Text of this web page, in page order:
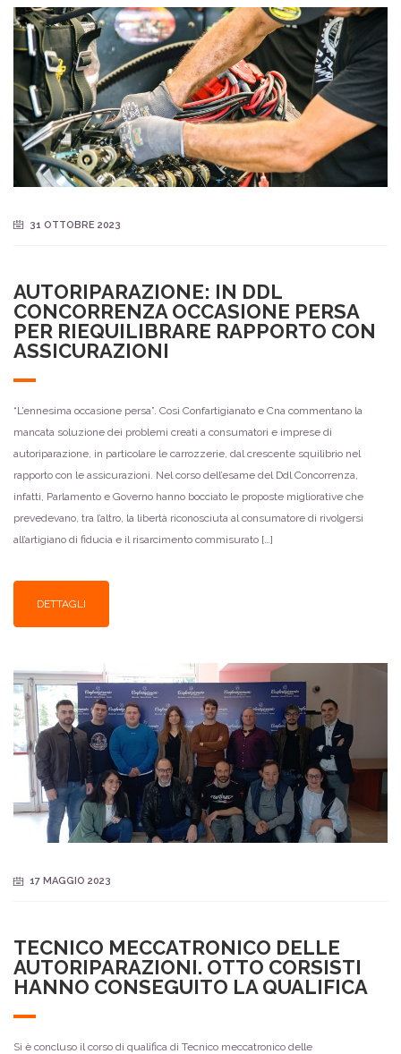
31 OTTOBRE 2023
AUTORIPARAZIONE: IN DDL
CONCORRENZA OCCASIONE PERSA
PER RIEQUILIBRARE RAPPORTO CON
ASSICURAZIONI
“L’ennesima occasione persa”. Così Confartigianato e Cna commentano la
mancata soluzione dei problemi creati a consumatori e imprese di
autoriparazione, in particolare le carrozzerie, dal crescente squilibrio nel
rapporto con le assicurazioni. Nel corso dell’esame del Ddl Concorrenza,
infatti, Parlamento e Governo hanno bocciato le proposte migliorative che
prevedevano, tra l’altro, la libertà riconosciuta al consumatore di rivolgersi
all’artigiano di fiducia e il risarcimento commisurato […]
DETTAGLI
17 MAGGIO 2023
TECNICO MECCATRONICO DELLE
AUTORIPARAZIONI. OTTO CORSISTI
HANNO CONSEGUITO LA QUALIFICA
Si è concluso il corso di qualifica di Tecnico meccatronico delle